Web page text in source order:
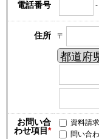
電話番号 -
住所 〒
お問い合
わせ項目*
資料請求
問い合